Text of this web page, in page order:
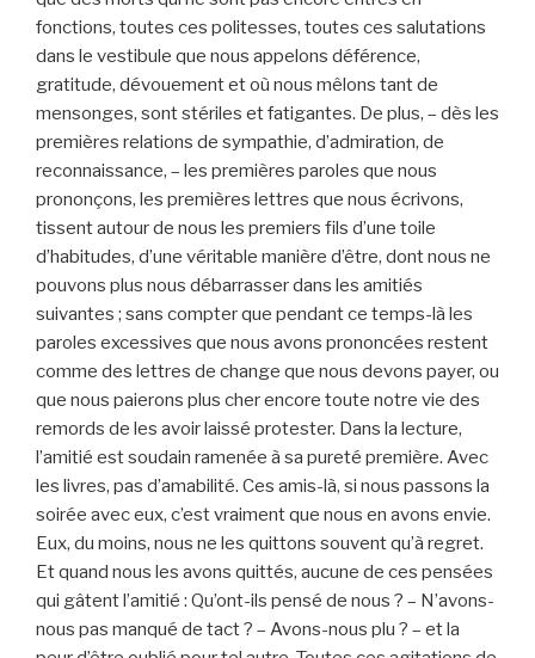
fonctions, toutes ces politesses, toutes ces salutations
dans le vestibule que nous appelons déférence,
gratitude, dévouement et où nous mêlons tant de
mensonges, sont stériles et fatigantes. De plus, – dès les
premières relations de sympathie, d’admiration, de
reconnaissance, – les premières paroles que nous
prononçons, les premières lettres que nous écrivons,
tissent autour de nous les premiers fils d’une toile
d’habitudes, d’une véritable manière d’être, dont nous ne
pouvons plus nous débarrasser dans les amitiés
suivantes ; sans compter que pendant ce temps-là les
paroles excessives que nous avons prononcées restent
comme des lettres de change que nous devons payer, ou
que nous paierons plus cher encore toute notre vie des
remords de les avoir laissé protester. Dans la lecture,
l’amitié est soudain ramenée à sa pureté première. Avec
les livres, pas d’amabilité. Ces amis-là, si nous passons la
soirée avec eux, c’est vraiment que nous en avons envie.
Eux, du moins, nous ne les quittons souvent qu’à regret.
Et quand nous les avons quittés, aucune de ces pensées
qui gâtent l’amitié : Qu’ont-ils pensé de nous ? – N’avons-
nous pas manqué de tact ? – Avons-nous plu ? – et la